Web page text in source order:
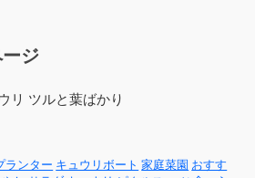
ジ
リ ツルと葉ばかり
ランター キュウリボート 家庭菜園 おすす